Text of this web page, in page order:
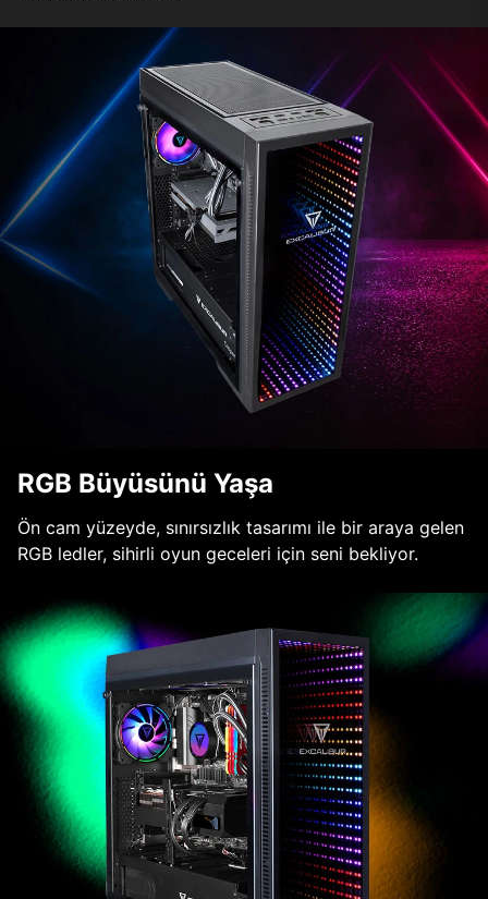
RGB Büyüsünü Yaşa
Ön cam yüzeyde, sınırsızlık tasarımı ile bir araya gelen
RGB ledler, sihirli oyun geceleri için seni bekliyor.